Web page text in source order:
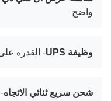
واضح
وظيفة UPS - القدرة
شحن سريع ثنائي الاتجاه